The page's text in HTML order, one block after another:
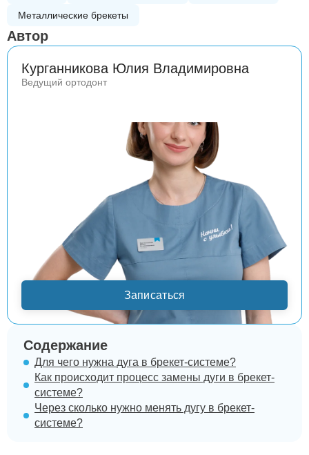
Содержание
Для чего нужна дуга в брекет-системе?
Как происходит процесс замены дуги в брекет-
системе?
Через сколько нужно менять дугу в брекет-
системе?
Металлические брекеты
Автор
Курганникова Юлия Владимировна
Ведущий ортодонт
Записаться